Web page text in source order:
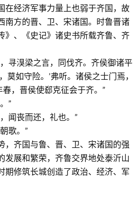
在经济军事力量上也弱于齐国，故
南方的晋、卫、宋诸国。时鲁晋诸
》、《史记》诸史书所载齐鲁、齐
寻湨梁之言，同伐齐。齐侯御诸平
如守险。’弗听。诸侯之士门焉，
，晋侯使郄克征会于齐。”
”
闻丧而还，礼也。”
歌。”
，齐国与鲁、晋、卫、宋诸国的强
发展和繁荣，齐鲁交界地处泰沂山
期修筑长城创造了政治、经济、军